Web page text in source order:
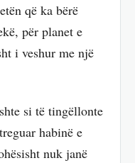
që ka bërë
për planet e
i veshur me një
si të tingëllonte
habinë e
nuk janë